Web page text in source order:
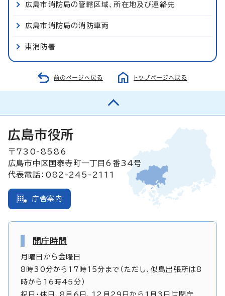
広島市消防局の管轄区域、所在地及び連絡先
広島市消防局の消防車両
東消防署
前のページへ戻る トップページへ戻る
広島市役所
〒730-8586
広島市中区国泰寺町一丁目6番34号
代表電話：082-245-2111
庁舎案内
開庁時間
月曜日から金曜日
8時30分から17時15分まで（ただし、似島出張所は8
時から16時45分）
祝日・休日、8月6日、12月29日から1月3日は閉庁